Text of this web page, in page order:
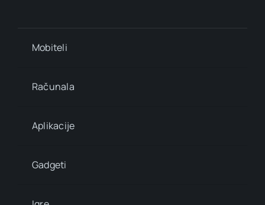
Mobiteli
Računala
Aplikacije
Gadgeti